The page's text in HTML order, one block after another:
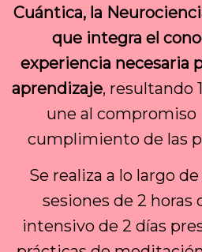
Cuántica, la
que integra el
experiencia necesaria
aprendizaje, resultando
une al compromiso
cumplimiento de las
Se realiza a lo largo
sesiones de 2 horas
intensivo de 2 días